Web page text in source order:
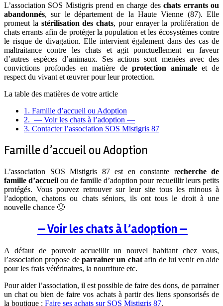
L’association SOS Mistigris prend en charge deschats errants ou
abandonnés, sur le département de la Haute Vienne (87). Elle
promeut la stérilisation des chats, pour enrayer la prolifération de
chats errants afin de protéger la population et les écosystèmes contre
le risque de divagation. Elle intervient également dans des cas de
maltraitance contre les chats et agit ponctuellement en faveur
d’autres espèces d’animaux. Ses actions sont menées avec des
convictions profondes en matière de protection animaleet de
respect du vivant et œuvrer pour leur protection.
La table des matières de votre article
1. Famille d’accueil ou Adoption
2. — Voir les chats à l’adoption —
3. Contacter l’association SOS Mistigris 87
Famille d’accueil ou Adoption
L’association SOS Mistigris 87 est en constante recherche de
famille d’accueil ou de famille d’adoption pour recueillir leurs petits
protégés. Vous pouvez retrouver sur leur site tous les minous à
l’adoption, chatons ou chats séniors, ils ont tous le droit à une
nouvelle chance 🙂
— Voir les chats à l’adoption —
A défaut de pouvoir accueillir un nouvel habitant chez vous,
l’association propose deparrainer un chatafin de lui venir en aide
pour les frais vétérinaires, la nourriture etc.
Pour aider l’association, il est possible de faire des dons, de parrainer
un chat ou bien de faire vos achats à partir des liens sponsorisés de
la boutique : Faire ses achats sur SOS Mistigris 87.